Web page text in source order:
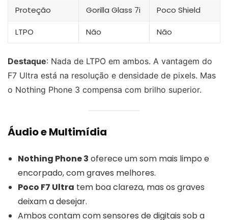
Proteção Gorilla Glass 7i Poco Shield
LTPO Não Não
Destaque: Nada de LTPO em ambos. A vantagem do
F7 Ultra está na resolução e densidade de pixels. Mas
o Nothing Phone 3 compensa com brilho superior.
Áudio e Multimídia
Nothing Phone 3 oferece um som mais limpo e
encorpado, com graves melhores.
Poco F7 Ultra tem boa clareza, mas os graves
deixam a desejar.
Ambos contam com sensores de digitais sob a